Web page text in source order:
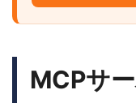
MCPサ